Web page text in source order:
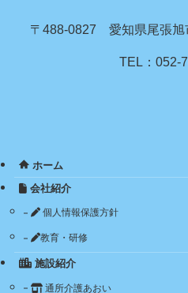
〒488-0827 愛知県尾張旭
TEL：052-
ホーム
会社紹介
個人情報保護方針
教育・研修
施設紹介
通所介護あおい